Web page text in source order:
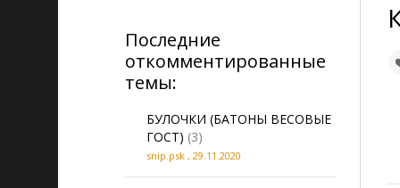
G+ страница Здоровая еда-
это здорово
G+ группа Здоровое
самочуствие
Vk профиль
Последние
откомментированные
темы:
БУЛОЧКИ (БАТОНЫ ВЕСОВЫЕ
ГОСТ) (3)
snip.psk , 29.11.2020